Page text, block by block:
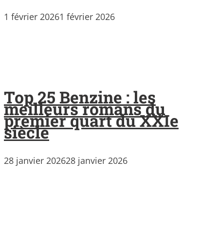
1 février 20261 février 2026
Top 25 Benzine : les
meilleurs romans du
premier quart du XXIe
siècle
28 janvier 202628 janvier 2026